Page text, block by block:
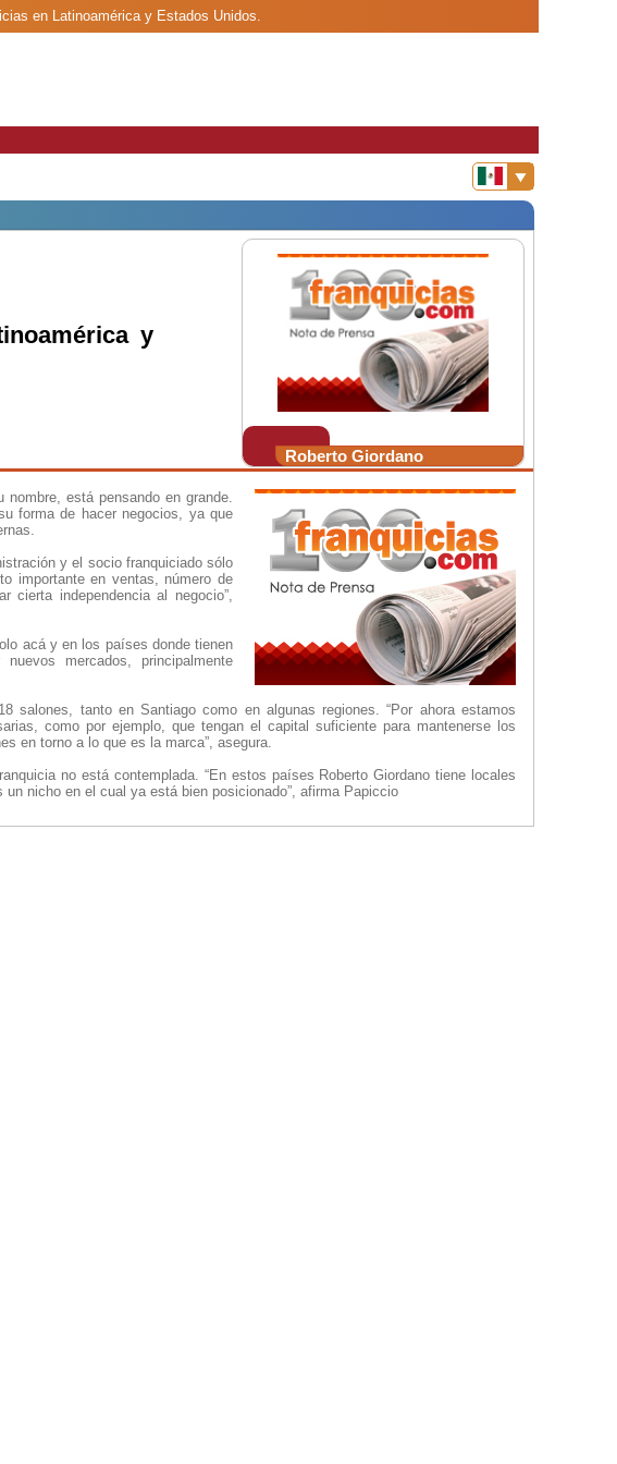
en Latinoamérica y Estados Unidos.
Roberto Giordano
y
está pensando en grande.
forma de hacer negocios, ya que
y el socio franquiciado sólo
importante en ventas, número de
cierta independencia al negocio”,
acá y en los países donde tienen
mercados, principalmente
tanto en Santiago como en algunas regiones. “Por ahora estamos
como por ejemplo, que tengan el capital suficiente para mantenerse los
en torno a lo que es la marca”, asegura.
no está contemplada. “En estos países Roberto Giordano tiene locales
nicho en el cual ya está bien posicionado”, afirma Papiccio